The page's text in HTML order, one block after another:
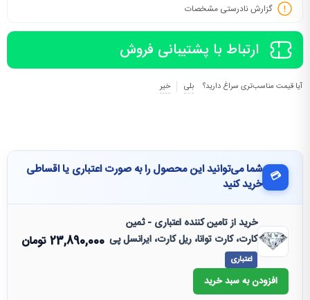
گزارش نادرستی مشخصات
ارتباط با پشتیبانی فروش
آیا قیمت مناسب‌تری سراغ دارید؟ بلی خیر
💳 شما می‌توانید این محصول را به صورت اعتباری یا اقساطی
خرید کنید
خرید از تامین کننده اعتباری - ثمین
کارت، کارت توانا، ریل کارت، ایرانسل پی
اعتباری
23,890,000تومان
افزودن به سبد خرید